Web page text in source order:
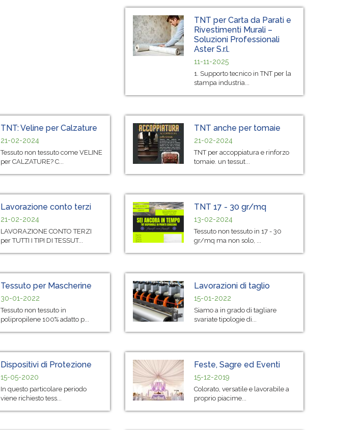
TNT per Carta da Parati e
Rivestimenti Murali –
Soluzioni Professionali
Aster S.r.l.
11-11-2025
1. Supporto tecnico in TNT per la
stampa industria...
TNT: Veline per Calzature
21-02-2024
Tessuto non tessuto come VELINE
per CALZATURE? C...
TNT anche per tomaie
21-02-2024
TNT per accoppiatura e rinforzo
tomaie. un tessut...
Lavorazione conto terzi
21-02-2024
LAVORAZIONE CONTO TERZI
per TUTTI I TIPI DI TESSUT...
TNT 17 - 30 gr/mq
13-02-2024
Tessuto non tessuto in 17 - 30
gr/mq ma non solo, ...
Tessuto per Mascherine
30-01-2022
Tessuto non tessuto in
polipropilene 100% adatto p...
Lavorazioni di taglio
15-01-2022
Siamo a in grado di tagliare
svariate tipologie di...
Dispositivi di Protezione
15-05-2020
In questo particolare periodo
viene richiesto tess...
Feste, Sagre ed Eventi
15-12-2019
Colorato, versatile e lavorabile a
proprio piacime...